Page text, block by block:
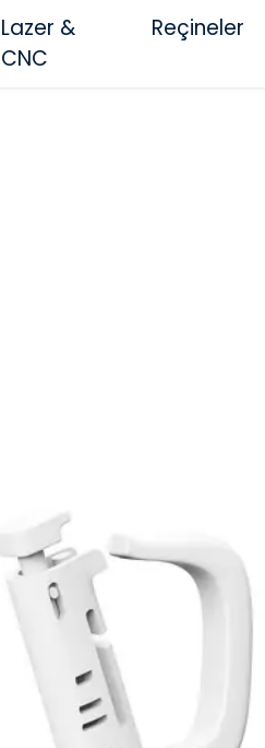
Lazer &
CNC
Reçineler